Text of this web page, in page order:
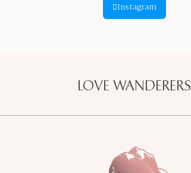
Instagram
LOVE WANDERERS